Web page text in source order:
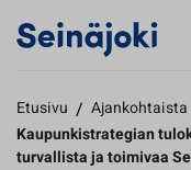
Etusivu / Ajankohtaista
Kaupunkistrategian
turvallista ja toimivaa